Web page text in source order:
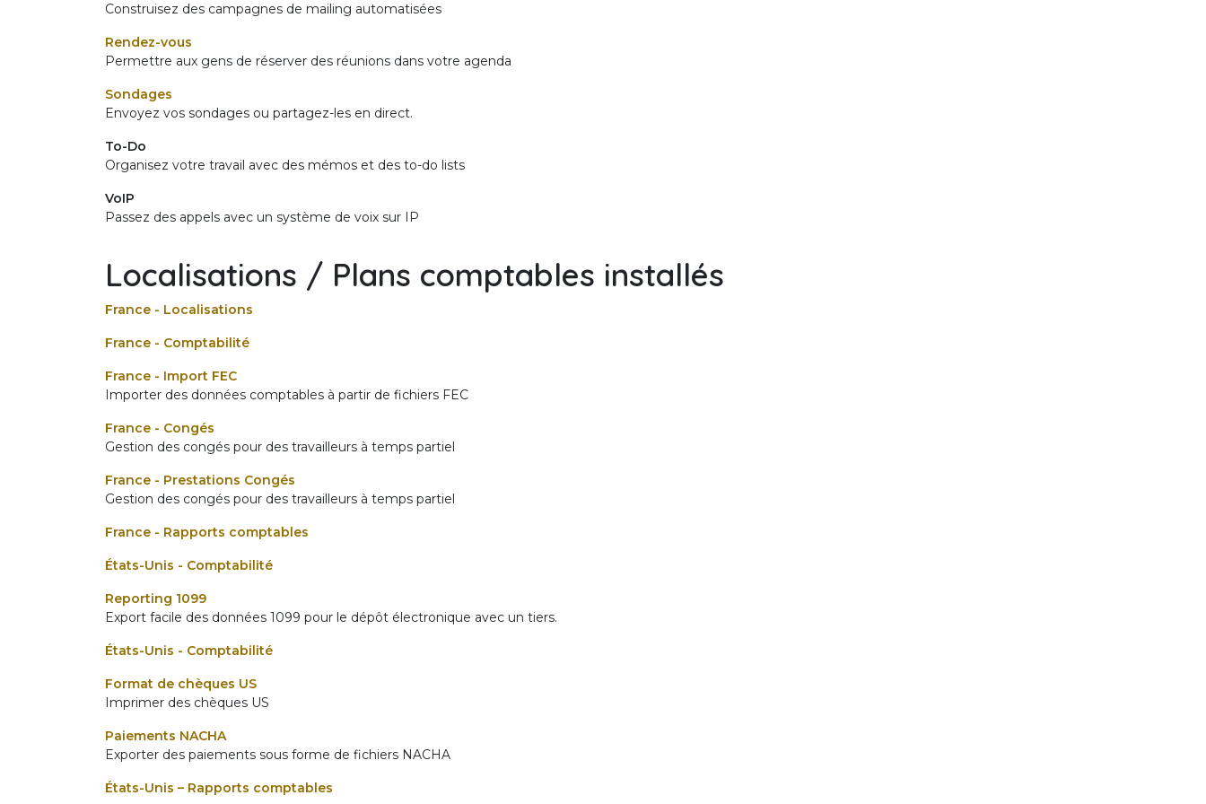
Construisez des campagnes de mailing automatisées
Rendez-vous
Permettre aux gens de réserver des réunions dans votre agenda
Sondages
Envoyez vos sondages ou partagez-les en direct.
To-Do
Organisez votre travail avec des mémos et des to-do lists
VoIP
Passez des appels avec un système de voix sur IP
Localisations / Plans comptables installés
France - Localisations
France - Comptabilité
France - Import FEC
Importer des données comptables à partir de fichiers FEC
France - Congés
Gestion des congés pour des travailleurs à temps partiel
France - Prestations Congés
Gestion des congés pour des travailleurs à temps partiel
France - Rapports comptables
États-Unis - Comptabilité
Reporting 1099
Export facile des données 1099 pour le dépôt électronique avec un tiers.
États-Unis - Comptabilité
Format de chèques US
Imprimer des chèques US
Paiements NACHA
Exporter des paiements sous forme de fichiers NACHA
États-Unis – Rapports comptables